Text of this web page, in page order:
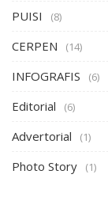
PUISI (8)
CERPEN (14)
INFOGRAFIS (6)
Editorial (6)
Advertorial (1)
Photo Story (1)